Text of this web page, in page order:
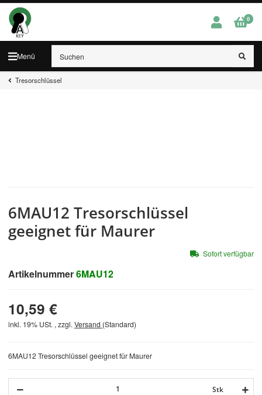
Menü
0
Tresorschlüssel
6MAU12 Tresorschlüssel
geeignet für Maurer
Artikelnummer6MAU12
6MAU12 Tresorschlüssel geeignet für Maurer
10,59 €
inkl. 19% USt. , zzgl. Versand (Standard)
Stk
Sofort verfügbar